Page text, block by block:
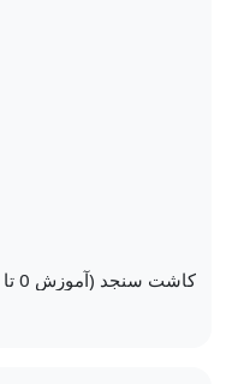
کاشت سنجد (آموزش 0 تا 100) + بهترین زمان کاشت